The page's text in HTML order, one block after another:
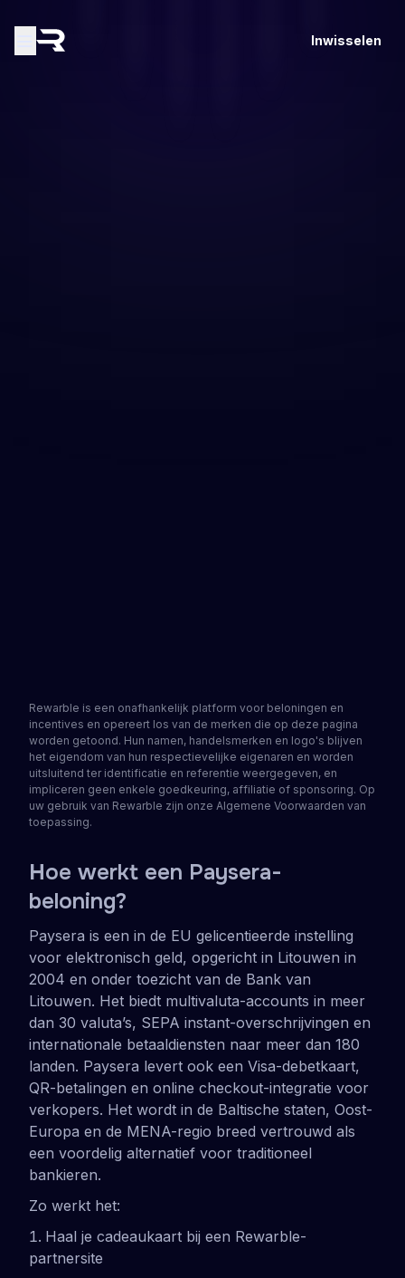
Inwisselen
Rewarble is een onafhankelijk platform voor beloningen en
incentives en opereert los van de merken die op deze pagina
worden getoond. Hun namen, handelsmerken en logo's blijven
het eigendom van hun respectievelijke eigenaren en worden
uitsluitend ter identificatie en referentie weergegeven, en
impliceren geen enkele goedkeuring, affiliatie of sponsoring. Op
uw gebruik van Rewarble zijn onze Algemene Voorwaarden van
toepassing.
Hoe werkt een Paysera-
beloning?
Paysera is een in de EU gelicentieerde instelling
voor elektronisch geld, opgericht in Litouwen in
2004 en onder toezicht van de Bank van
Litouwen. Het biedt multivaluta-accounts in meer
dan 30 valuta’s, SEPA instant-overschrijvingen en
internationale betaaldiensten naar meer dan 180
landen. Paysera levert ook een Visa-debetkaart,
QR-betalingen en online checkout-integratie voor
verkopers. Het wordt in de Baltische staten, Oost-
Europa en de MENA-regio breed vertrouwd als
een voordelig alternatief voor traditioneel
bankieren.
Zo werkt het:
Haal je cadeaukaart bij een Rewarble-
partnersite